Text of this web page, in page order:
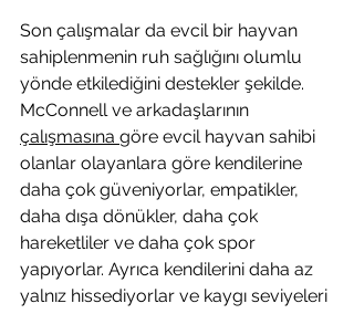
Son çalışmalar da evcil bir hayvan
sahiplenmenin ruh sağlığını olumlu
yönde etkilediğini destekler şekilde.
McConnell ve arkadaşlarının
çalışmasına göre evcil hayvan sahibi
olanlar olayanlara göre kendilerine
daha çok güveniyorlar, empatikler,
daha dışa dönükler, daha çok
hareketliler ve daha çok spor
yapıyorlar. Ayrıca kendilerini daha az
yalnız hissediyorlar ve kaygı seviyeleri